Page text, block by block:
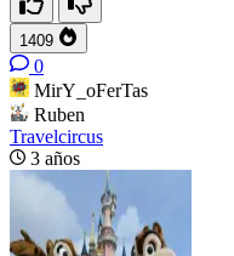
1409
0
MirY_oFerTas
Ruben
Travelcircus
3 años